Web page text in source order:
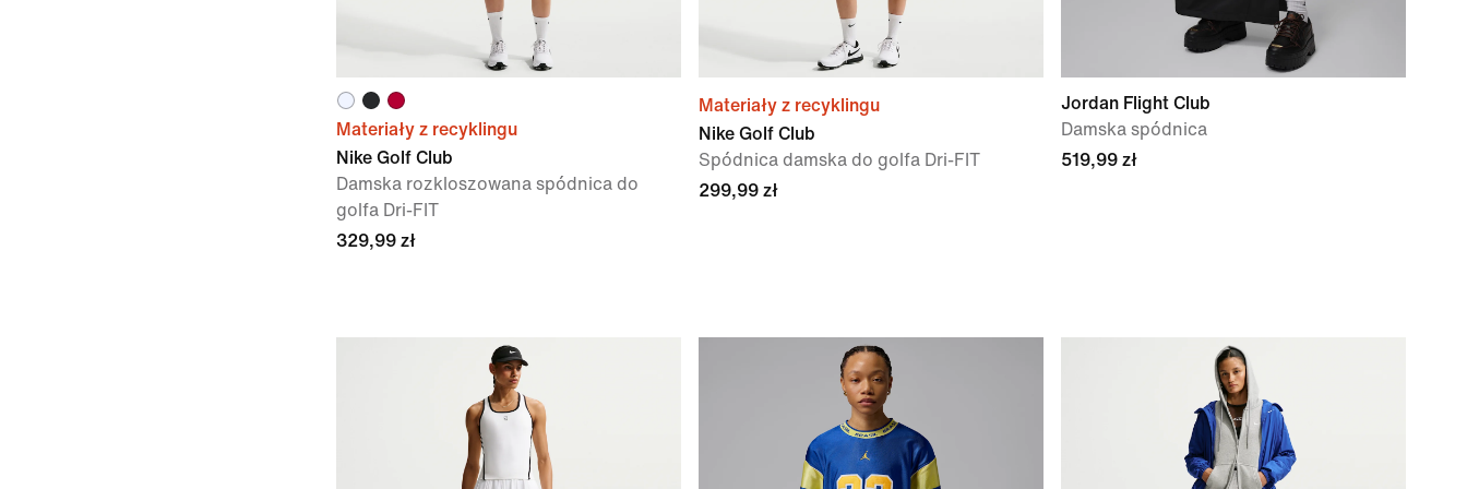
Materiały z recyklingu
Nike Golf Club
Damska rozkloszowana spódnica do
golfa Dri-FIT
329,99 zł
Materiały z recyklingu
Nike Golf Club
Spódnica damska do golfa Dri-FIT
299,99 zł
Jordan Flight Club
Damska spódnica
519,99 zł